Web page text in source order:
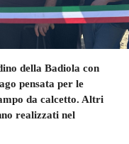
della Badiola con
pensata per le
da calcetto. Altri
realizzati nel